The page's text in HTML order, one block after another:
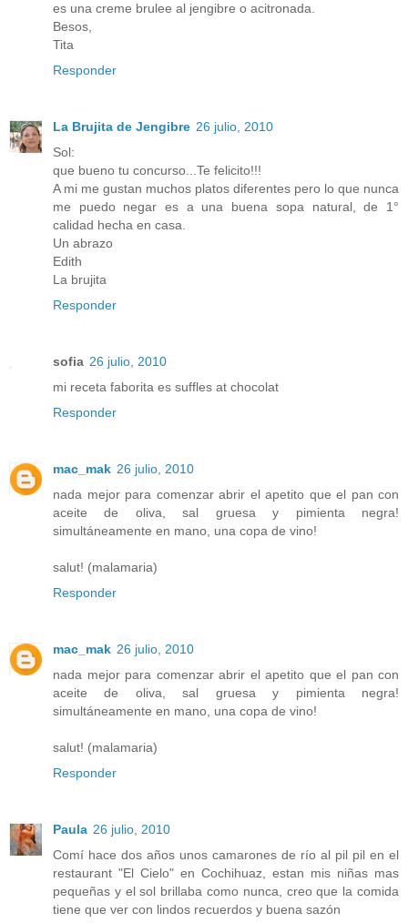
es una creme brulee al jengibre o acitronada.
Besos,
Tita
Responder
La Brujita de Jengibre 26 julio, 2010
Sol:
que bueno tu concurso...Te felicito!!!
A mi me gustan muchos platos diferentes pero lo que nunca
me puedo negar es a una buena sopa natural, de 1°
calidad hecha en casa.
Un abrazo
Edith
La brujita
Responder
sofia 26 julio, 2010
mi receta faborita es suffles at chocolat
Responder
mac_mak 26 julio, 2010
nada mejor para comenzar abrir el apetito que el pan con
aceite de oliva, sal gruesa y pimienta negra!
simultáneamente en mano, una copa de vino!
salut! (malamaria)
Responder
mac_mak 26 julio, 2010
nada mejor para comenzar abrir el apetito que el pan con
aceite de oliva, sal gruesa y pimienta negra!
simultáneamente en mano, una copa de vino!
salut! (malamaria)
Responder
Paula 26 julio, 2010
Comí hace dos años unos camarones de río al pil pil en el
restaurant "El Cielo" en Cochihuaz, estan mis niñas mas
pequeñas y el sol brillaba como nunca, creo que la comida
tiene que ver con lindos recuerdos y buena sazón